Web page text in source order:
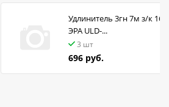
Удлинитель 3гн 7м з/к 16А
ЭРА ULD-...
3 шт
696 руб.